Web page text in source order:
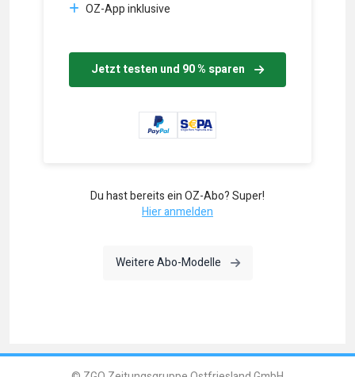
OZ-App inklusive
Jetzt testen und 90 % sparen
Du hast bereits ein OZ-Abo? Super!
Hier anmelden
Weitere Abo-Modelle